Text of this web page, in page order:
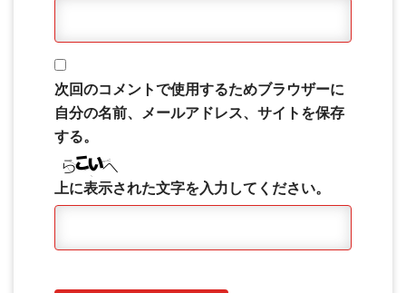
次回のコメントで使用するためブラウザーに
自分の名前、メールアドレス、サイトを保存
する。
上に表示された文字を入力してください。